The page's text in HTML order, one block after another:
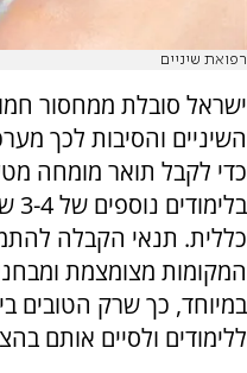
רפואת שיניים
ישראל סובלת ממחסור
השיניים והסיבות לכך
כדי לקבל תואר מומחה
כללית. תנאי הקבלה
המקומות מצומצמת
במיוחד, כך שרק הטובים
ללימודים ולסיים אותם